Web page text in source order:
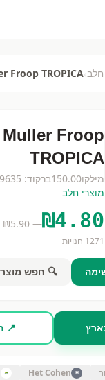
חלב›
Froop TROPICA
Muller Froop
TROPICA
מילקו150.00ברקוד:
מוצרי חלב
₪4.80
— ₪
5.90
1271 חנויות
🔍 חפש מוצר
📍
H
Het Cohen